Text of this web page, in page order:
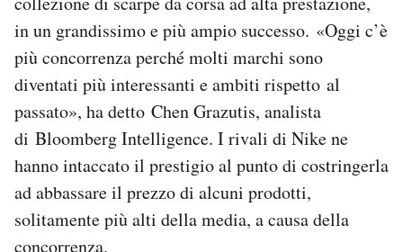
in un grandissimo e più ampio successo. «Oggi c’è
più concorrenza perché molti marchi sono
diventati più interessanti e ambiti rispetto al
passato», ha detto Chen Grazutis, analista
di Bloomberg Intelligence. I rivali di Nike ne
hanno intaccato il prestigio al punto di costringerla
ad abbassare il prezzo di alcuni prodotti,
solitamente più alti della media, a causa della
concorrenza.